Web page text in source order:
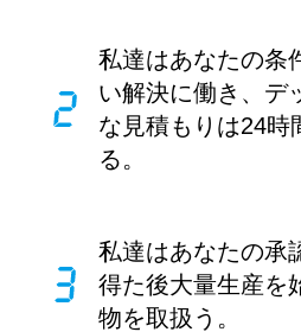
私達はあなたの条
い解決に働き、デ
な見積もりは24時
る。
私達はあなたの承
得た後大量生産を
物を取扱う。